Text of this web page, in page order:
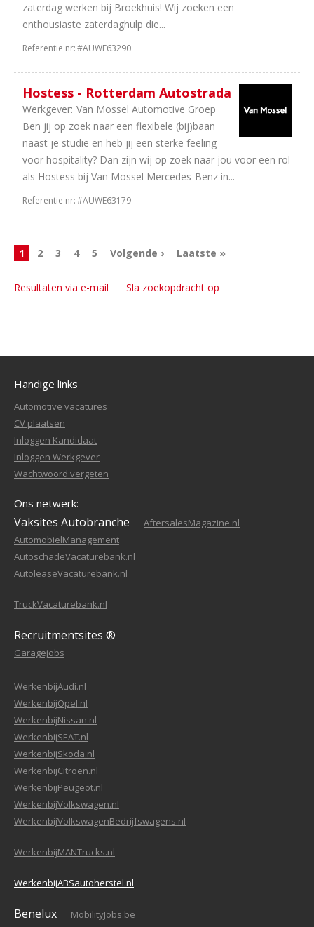
zaterdag werken bij Broekhuis! Wij zoeken een
enthousiaste zaterdaghulp die...
Referentie nr:#AUWE63290
Hostess - Rotterdam Autostrada
Werkgever: Van Mossel Automotive Groep
Ben jij op zoek naar een flexibele (bij)baan
naast je studie en heb jij een sterke feeling
voor hospitality? Dan zijn wij op zoek naar jou voor een rol
als Hostess bij Van Mossel Mercedes-Benz in...
Referentie nr:#AUWE63179
1 2 3 4 5 Volgende › Laatste »
Resultaten via e-mail Sla zoekopdracht op
Handige links
Automotive vacatures
CV plaatsen
Inloggen Kandidaat
Inloggen Werkgever
Wachtwoord vergeten
Ons netwerk:
Vaksites Autobranche
AftersalesMagazine.nl
AutomobielManagement
AutoschadeVacaturebank.nl
AutoleaseVacaturebank.nl
TruckVacaturebank.nl
Recruitmentsites ®
Garagejobs
WerkenbijAudi.nl
WerkenbijOpel.nl
WerkenbijNissan.nl
WerkenbijSEAT.nl
WerkenbijSkoda.nl
WerkenbijCitroen.nl
WerkenbijPeugeot.nl
WerkenbijVolkswagen.nl
WerkenbijVolkswagenBedrijfswagens.nl
WerkenbijMANTrucks.nl
WerkenbijABSautoherstel.nl
Benelux MobilityJobs.be